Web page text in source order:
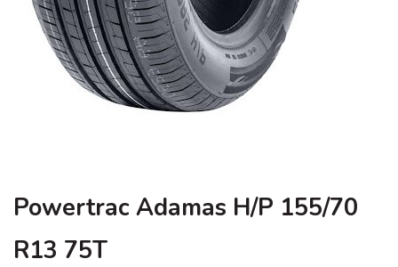
Powertrac Adamas H/P 155/70
R13 75T